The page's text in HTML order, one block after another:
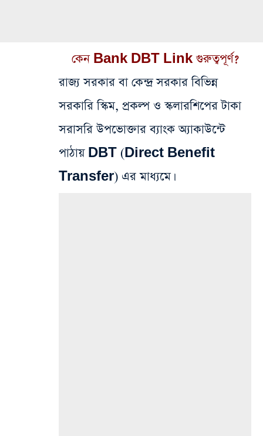
কেন Bank DBT Link গুরুত্বপূর্ণ?
রাজ্য সরকার বা কেন্দ্র সরকার বিভিন্ন
সরকারি স্কিম, প্রকল্প ও স্কলারশিপের টাকা
সরাসরি উপভোক্তার ব্যাংক অ্যাকাউন্টে
পাঠায় DBT (Direct Benefit
Transfer) এর মাধ্যমে।